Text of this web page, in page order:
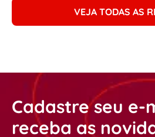
VEJA TODAS AS
Cadastre seu e-
receba as